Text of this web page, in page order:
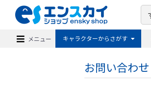
メニュー キャラクターからさがす
お問い合わせ